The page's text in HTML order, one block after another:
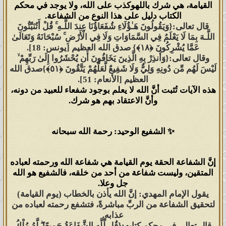
استجاب لدعوتهم في كلّ زمانٍ ومكانٍ
إلى يوم الدين. تصديقاً لقول الله تعالى:
{وَلَقَدْ أُوحِيَ إِلَيْكَ وَإِلَى الَّذِينَ مِن قَبْلِكَ
لَئِنْ أَشْرَكْتَ لَيَحْبَطَنَّ عَمَلُكَ وَلَتَكُونَنَّ مِنَ
الْخَاسِرِينَ ﴿٦٥﴾}
صدق الله العظيم
[الزمر].
عباده أنّ من أشرك بالله ليحبطنّ عمله
فلا يتقبل منه شيئاً فيكون من الخاسرين،
يشركوا بالله وأنذروا العباد أن ليس لهم
من دون الله لا وليٌّ ولا نبيٌّ يَشفع لهم
بين يدي الله.
القيامة، هيشرك باللهوكذب على الله، ولا يوجد في محكم
الكتاب دليل على هذا النوع من الشفاعة.
قال تعالى:{وَيَقُولُونَ هَـٰؤُلَاءِ شُفَعَاؤُنَا عِندَ اللَّـهِ ۚ قُلْ أَتُنَبِّئُونَ
اللَّـهَ بِمَا لَا يَعْلَمُ فِي السَّمَاوَاتِ وَلَا فِي الْأَرْضِ ۚ سُبْحَانَهُ وَتَعَالَىٰ
عَمَّا يُشْرِكُونَ ﴿١٨﴾}
صدق الله العظيم [يونس: 18].
وقال تعالى:{وَأَنذِرْ بِهِ الَّذِينَ يَخَافُونَ أَن يُحْشَرُوا إِلَىٰ رَبِّهِمْ ۙ
لَيْسَ لَهُم مِّن دُونِهِ وَلِيٌّ وَلَا شَفِيعٌ لَّعَلَّهُمْ يَتَّقُونَ ﴿٥١﴾}
صدق الله
العظيم [الأنعام: 51].
هذه الآيات تُثبت أنَّ الله لا يعلم بوجود شفعاء للعبيد من دونه،
وأنَّ الاعتقاد بهم هو شرك.
✨ الشفيع الوحيد: رحمة الله سبحانه
إنَّ الشفاعة الحقة يوم القيامة هي شفاعة الله ورحمته لعباده
المتقين، وليست شفاعة من أحد من خلقه، فالشفيع هو الله
جل وعلا.
يقول الإمام المهدي: إنَّ الله يأذن بالخطاب (يوم القيامة)
لتحقيق الشفاعة من الربِّ مباشرةً،فتشفع رحمته لعباده من
عذابه.